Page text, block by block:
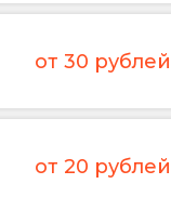
от 30 рублей
от 20 рублей